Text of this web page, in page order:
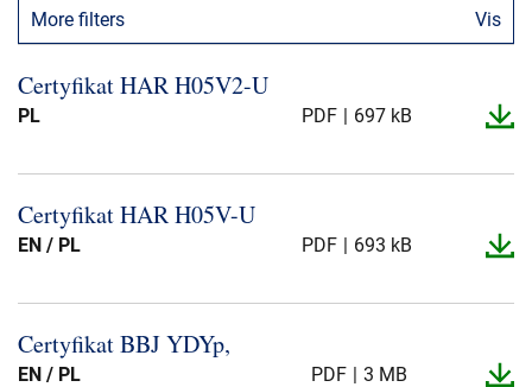
Nedlastinger
Presse og arrangementer
NKT ved første øyekast
Bærekraft
More filters Vis
Certyfikat HAR H05V2-​U
PL PDF 697 kB
Certyfikat HAR H05V-​U
EN / PL PDF 693 kB
Certyfikat BBJ YDYp,
EN / PL PDF 3 MB